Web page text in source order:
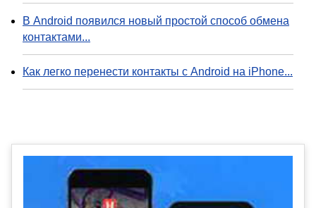
В Android появился новый простой способ обмена
контактами...
Как легко перенести контакты с Android на iPhone...